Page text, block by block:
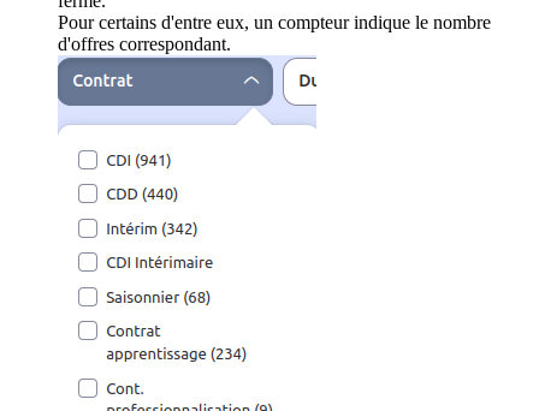
Pour certains d'entre eux, un compteur indique le nombre
d'offres correspondant.